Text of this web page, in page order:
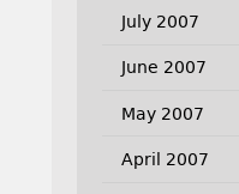
July 2007
June 2007
May 2007
April 2007